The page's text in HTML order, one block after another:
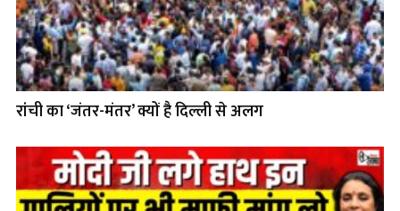
रांची का ‘जंतर-मंतर’ क्यों है दिल्ली से अलग